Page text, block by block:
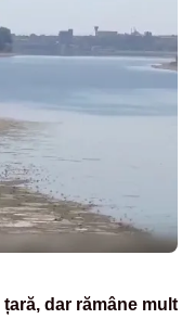
dar rămâne mult